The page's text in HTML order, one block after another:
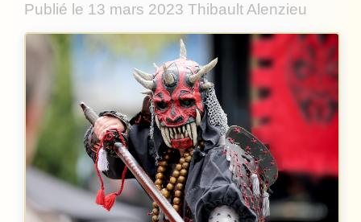
Publié le 13 mars 2023 Thibault Alenzieu